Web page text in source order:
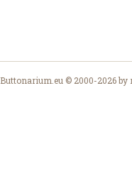
Buttonarium.eu © 2000-2026